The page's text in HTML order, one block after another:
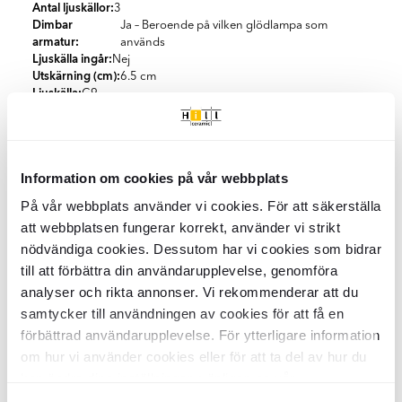
Information om cookies på vår webbplats
På vår webbplats använder vi cookies. För att säkerställa
att webbplatsen fungerar korrekt, använder vi strikt
nödvändiga cookies. Dessutom har vi cookies som bidrar
till att förbättra din användarupplevelse, genomföra
analyser och rikta annonser. Vi rekommenderar att du
samtycker till användningen av cookies för att få en
förbättrad användarupplevelse. För ytterligare information
om hur vi använder cookies eller för att ta del av hur du
Antal ljuskällor:3
Dimbar
armatur:
Ja – Beroende på vilken glödlampa som
används
Ljuskälla ingår: Nej
Utskärning (cm):6.5 cm
Ljuskälla:G9
Produktmaterial: Metall, Trä, Plast, Glas
Färg:
Energieffektivitetsklass:A to G
Stil:Modernt
St/box:1
KG per Box: 3.1
Kvalitet och certifiering
När du handlar inredningsprodukter från Hill Ceramic kan du
känna dig trygg med att våra produkter kommer från etablerade
europeiska leverantörer i Nederländerna, Tyskland, Italien och
Grekland. Vi samarbetar enbart med tillverkare som uppfyller
EU:s kvalitets- och säkerhetskrav och som arbetar strukturerat
med kvalitetssäkring.
Klimatkompenserad frakt
Vi erbjuder 100 % klimatkompenserade leveranser i samarbete
med DHL och DSV i Sverige och Danmark.
Anslutningsschema till Elsystemet